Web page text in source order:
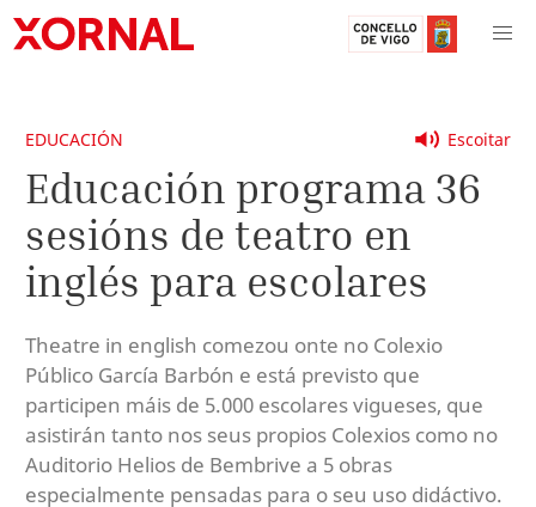
Escoitar
EDUCACIÓN
Educación programa 36
sesións de teatro en
inglés para escolares
Theatre in english comezou onte no Colexio
Público García Barbón e está previsto que
participen máis de 5.000 escolares vigueses, que
asistirán tanto nos seus propios Colexios como no
Auditorio Helios de Bembrive a 5 obras
especialmente pensadas para o seu uso didáctivo.